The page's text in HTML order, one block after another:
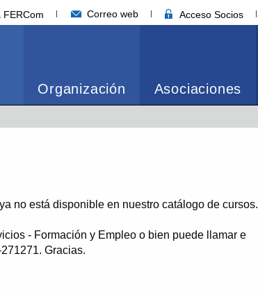
FERCom Correo web Acceso Socios
Organización Asociaciones
no está disponible en nuestro catálogo de cursos.
- Formación y Empleo o bien puede llamar e
Gracias.